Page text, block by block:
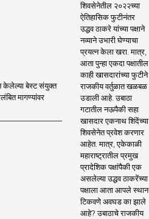
केलेल्या बेस्ट संयुक्त
मागण्यांवर
शिवसेनेतील २०२२च्या
ऐतिहासिक फुटीनंतर
उद्धव ठाकरे यांच्या पक्षाने
नव्याने उभारी घेण्याचा
प्रयत्न केला खरा. मात्र,
आता पुन्हा एकदा पक्षातील
काही खासदारांच्या फुटीने
राजकीय वर्तुळात खळबळ
उडाली आहे. उबाठा
गटातील नऊपैकी सहा
खासदार एकनाथ शिंदेंच्या
शिवसेनेत प्रवेश करणार
आहेत. मात्र, एकेकाळी
महाराष्ट्रातील प्रमुख
प्रादेशिक पक्षांपैकी एक
असलेल्या उद्धव ठाकरेंच्या
पक्षाला आता आपले स्थान
टिकवणे अवघड का झाले
आहे? उबाठाचे राजकीय